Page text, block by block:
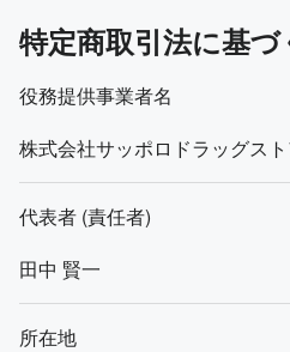
特定商取引法に基づ
役務提供事業者名
株式会社サッポロドラッグス
代表者 (責任者)
田中 賢一
所在地